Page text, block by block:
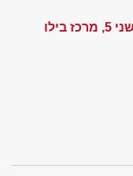
המלך חסן השני 5, מרכז בילו